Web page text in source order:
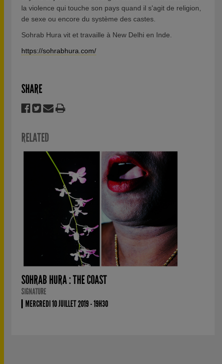
la violence qui touche son pays quand il s'agit de religion,
de sexe ou encore du système des castes.
Sohrab Hura vit et travaille à New Delhi en Inde.
https://sohrabhura.com/
SHARE
RELATED
SOHRAB HURA : THE COAST
SIGNATURE
MERCREDI 10 JUILLET 2019 - 19H30